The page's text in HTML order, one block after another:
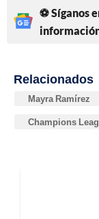
⚽ Síganos
Relacionados
Mayra Ramírez
Champions